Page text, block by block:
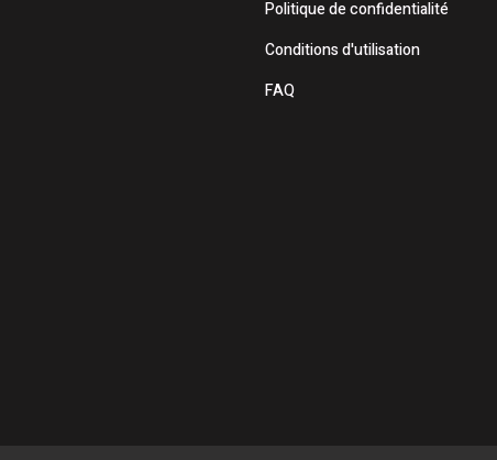
Politique de confidentialité
Conditions d'utilisation
FAQ